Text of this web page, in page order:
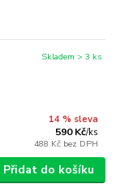
14 % sleva
590 Kč/ks
488 Kč bez DPH
Skladem > 3 ks
Přidat do košíku